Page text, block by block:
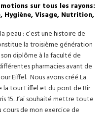
sur tous les rayons:
Hygiène, Visage, Nutrition,
peau : c’est une histoire de
la troisième génération
diplôme à la faculté de
pharmacies avant de
Eiffel. Nous avons créé La
la tourEiffelet du pont de Bir
15. J’ai souhaité mettre toute
de mon exercice de